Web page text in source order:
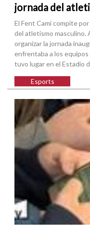
jornada del
El Fent Camí compite
del atletismo masculino.
organizar la jornada
enfrentaba a los equipos
tuvo lugar en el Estadio
Esports